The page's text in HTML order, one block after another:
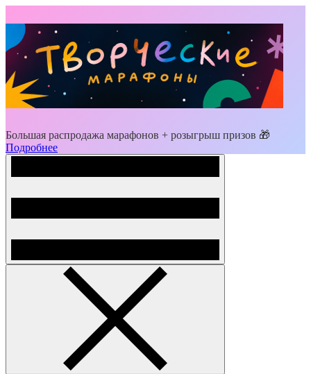
Большая распродажа марафонов + розыгрыш призов 🎁
Подробнее